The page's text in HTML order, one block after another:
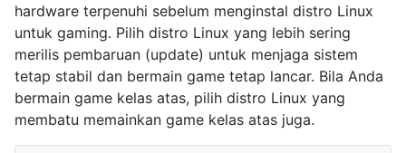
hardware terpenuhi sebelum menginstal distro Linux
untuk gaming. Pilih distro Linux yang lebih sering
merilis pembaruan (update) untuk menjaga sistem
tetap stabil dan bermain game tetap lancar. Bila Anda
bermain game kelas atas, pilih distro Linux yang
membatu memainkan game kelas atas juga.